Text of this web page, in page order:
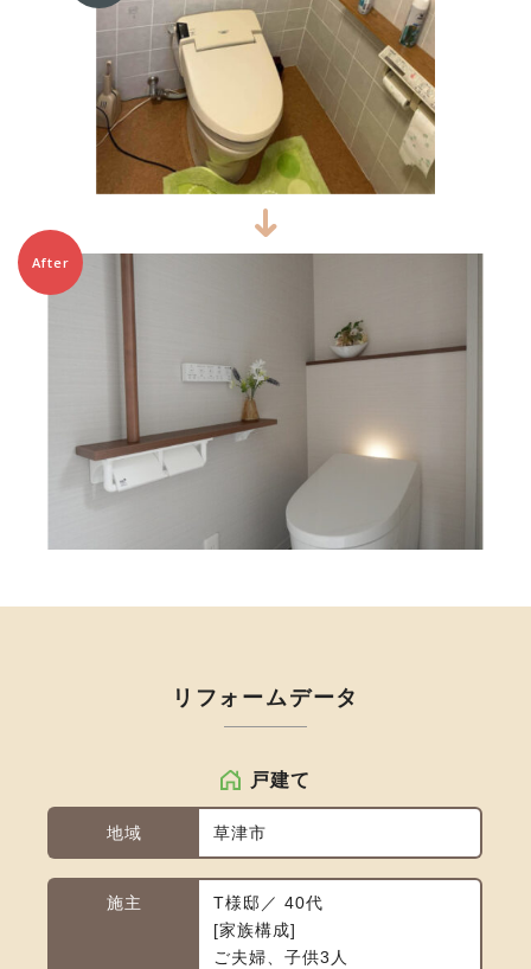
After
リフォームデータ
戸建て
地域 草津市
施主
T様邸／ 40代
家族構成
ご夫婦、子供3人